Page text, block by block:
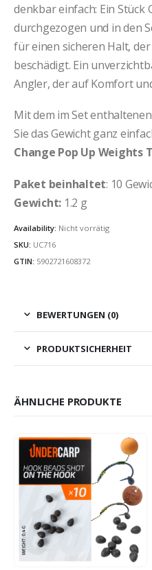
denkbar einfach: Ein Stück
durchgezogen und in den
für einen sicheren Halt,
beschädigt. Ein
Angler, der auf Komfort
Mit dem im Set
Sie das Gewicht ganz
Change Pop Up Weights
Paket beinhaltet: 10
Gewicht: 1.2 g
Availability: Nicht vorrätig
SKU: UC716
GTIN: 5902721608372
BEWERTUNGEN (0)
PRODUKTSICHERHEIT
ÄHNLICHE PRODUKTE